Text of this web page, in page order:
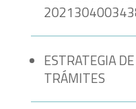
ESTRATEGIA
TRÁMITES